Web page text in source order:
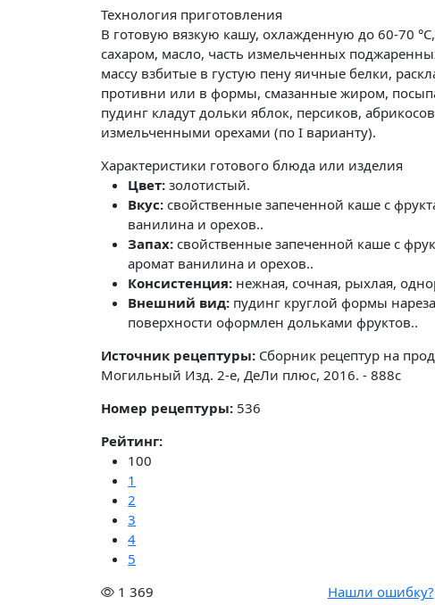
Технология приготовления
В готовую вязкую кашу, охлажденную до 60-70
сахаром, масло, часть измельченных
массу взбитые в густую пену яичные белки,
противни или в формы, смазанные жиром,
пудинг кладут дольки яблок, персиков,
измельченными орехами (по I варианту).
Характеристики готового блюда или изделия
Цвет: золотистый.
Вкус: свойственные запеченной каше с
ванилина и орехов..
Запах: свойственные запеченной каше с
аромат ванилина и орехов..
Консистенция: нежная, сочная, рыхлая,
Внешний вид: пудинг круглой формы
поверхности оформлен дольками фруктов..
Источник рецептуры: Сборник рецептур на
Могильный Изд. 2-е, ДеЛи плюс, 2016. - 888с
Номер рецептуры: 536
Рейтинг:
100
1
2
3
4
5
1 369
Нашли ошибку?